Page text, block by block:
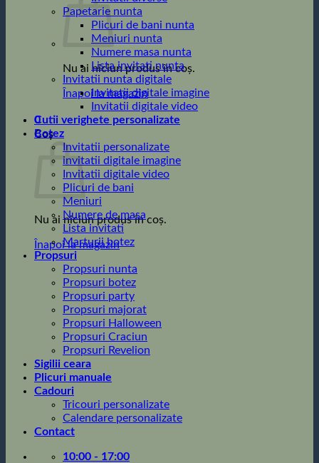
Nu ai niciun produs în coș.
Înapoi la magazin
0
Coș
Nu ai niciun produs în coș.
Înapoi la magazin
Papetarie nunta
Plicuri de bani nunta
Meniuri nunta
Numere masa nunta
Lista invitati nunta
Invitatii nunta digitale
Invitatii digitale imagine
Invitatii digitale video
Cutii verighete personalizate
Botez
Invitatii personalizate
invitatii digitale imagine
Invitatii digitale video
Plicuri de bani
Meniuri
Numere de masa
Lista invitati
Marturii botez
Propsuri
Propsuri nunta
Propsuri botez
Propsuri party
Propsuri majorat
Propsuri Halloween
Propsuri Craciun
Propsuri Revelion
Sigilii ceara
Plicuri manuale
Cadouri
Tricouri personalizate
Calendare personalizate
Contact
10:00 - 17:00